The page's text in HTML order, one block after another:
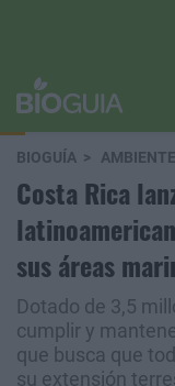
BIOGUÍA AMBIENTE
Costa Rica
sus áreas
Dotado de 3,5
cumplir y
que busca que
su extensión